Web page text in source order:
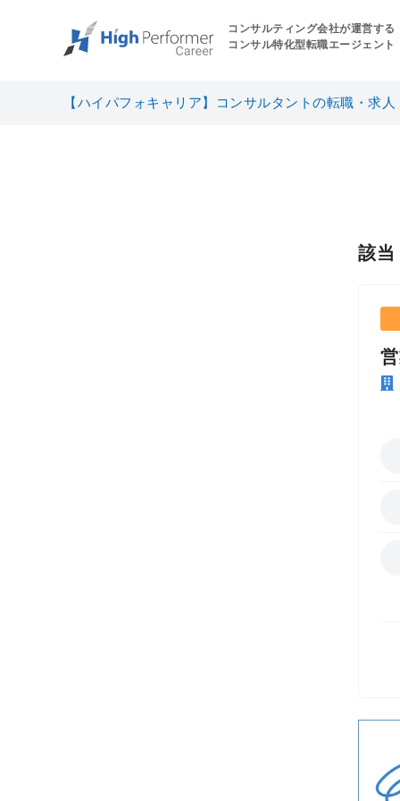
コンサルティング会社が運営する
コンサル特化型転職エージェント
【ハイパフォキャリア】コンサルタントの転職・求
該当